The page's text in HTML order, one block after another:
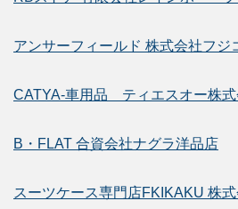
アンサーフィールド 株式会社フジ
CATYA-車用品 ティエスオー株式
B・FLAT 合資会社ナグラ洋品店
スーツケース専門店FKIKAKU 株